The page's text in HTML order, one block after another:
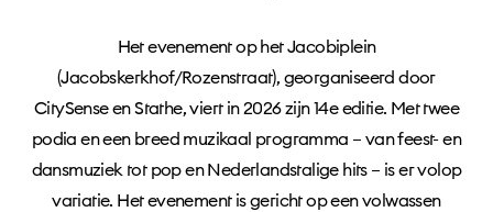
Het evenement op het Jacobiplein
(Jacobskerkhof/Rozenstraat), georganiseerd door
CitySense en Stathe, viert in 2026 zijn 14e editie. Met twee
podia en een breed muzikaal programma – van feest- en
dansmuziek tot pop en Nederlandstalige hits – is er volop
variatie. Het evenement is gericht op een volwassen